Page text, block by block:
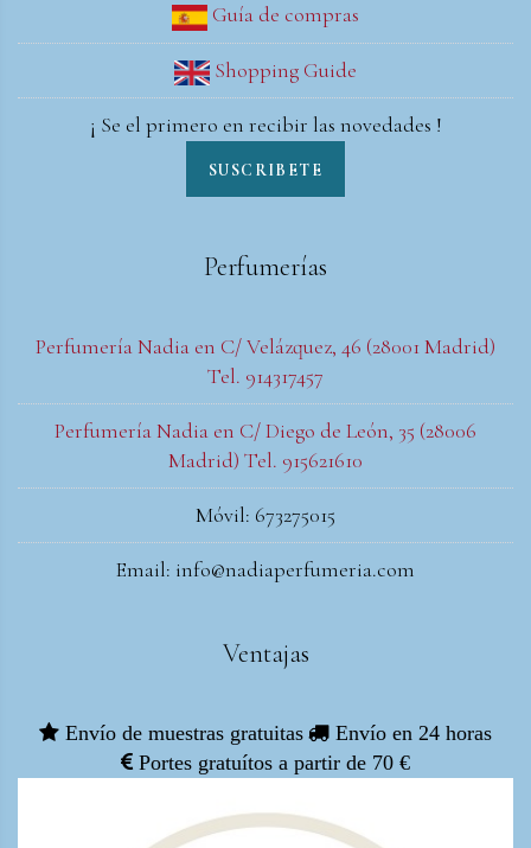
Guía de compras
Shopping Guide
¡ Se el primero en recibir las novedades !
SUSCRIBETE
Perfumerías
Perfumería Nadia en C/ Velázquez, 46 (28001 Madrid)
Tel. 914317457
Perfumería Nadia en C/ Diego de León, 35 (28006
Madrid) Tel. 915621610
Móvil: 673275015
Email: info@nadiaperfumeria.com
Ventajas
Envío de muestras gratuitas
Envío en 24 horas
Portes gratuítos a partir de 70 €